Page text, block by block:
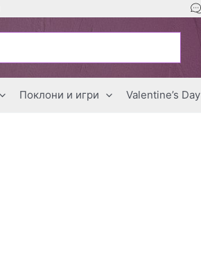
Поклони и игри Valentine’s Day